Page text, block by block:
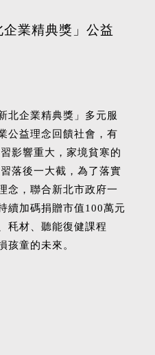
業精典獎」公益
北企業精典獎」多元服
公益理念回饋社會，有
影響重大，家境貧寒的
落後一大截，為了落實
念，聯合新北市政府一
續加碼捐贈市值100萬元
秏材、聽能復健課程
孩童的未來。